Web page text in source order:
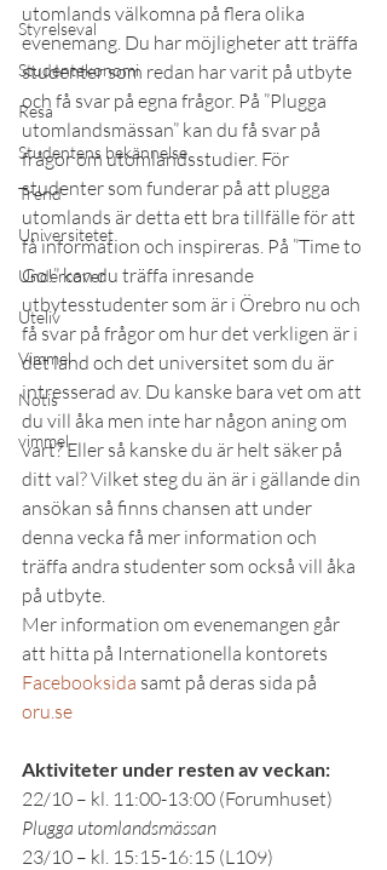
Styrelseval
Studentekonomi
Resa
Studentens bekännelse
Trend
Universitetet
Undercover
Uteliv
Vimmel
Notis
vimmel
utomlands välkomna på flera olika
evenemang. Du har möjligheter att träffa
studenter som redan har varit på utbyte
och få svar på egna frågor. På ”Plugga
utomlandsmässan” kan du få svar på
frågor om utomlandsstudier. För
studenter som funderar på att plugga
utomlands är detta ett bra tillfälle för att
få information och inspireras. På ”Time to
Go!” kan du träffa inresande
utbytesstudenter som är i Örebro nu och
få svar på frågor om hur det verkligen är i
det land och det universitet som du är
intresserad av. Du kanske bara vet om att
du vill åka men inte har någon aning om
vart? Eller så kanske du är helt säker på
ditt val? Vilket steg du än är i gällande din
ansökan så finns chansen att under
denna vecka få mer information och
träffa andra studenter som också vill åka
på utbyte.
Mer information om evenemangen går
att hitta på Internationella kontorets
Facebooksida samt på deras sida på
oru.se
Aktiviteter under resten av veckan:
22/10 – kl. 11:00-13:00 (Forumhuset)
Plugga utomlandsmässan
23/10 – kl. 15:15-16:15 (L109)